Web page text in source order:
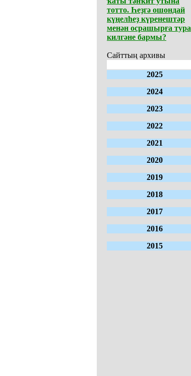
тотто. Һеҙгә ошондай
күңелһеҙ күренештәр
менән осрашырға тура
килгәне бармы?
Сайттың архивы
2025
2024
2023
2022
2021
2020
2019
2018
2017
2016
2015